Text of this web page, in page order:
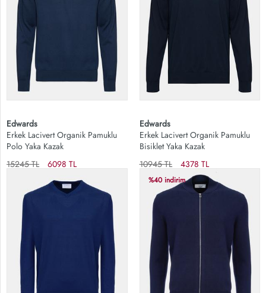
Edwards
Erkek Lacivert Organik Pamuklu
Polo Yaka Kazak
15245 TL
6098 TL
Edwards
Erkek Lacivert Organik Pamuklu
Bisiklet Yaka Kazak
10945 TL
4378 TL
%40 indirim